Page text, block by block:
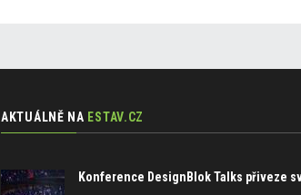
AKTUÁLNĚ NA ESTAV.CZ